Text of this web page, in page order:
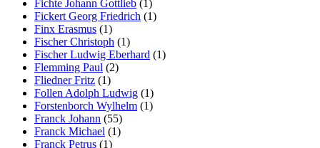
Fichte Johann Gottlieb (1)
Fickert Georg Friedrich (1)
Finx Erasmus (1)
Fischer Christoph (1)
Fischer Ludwig Eberhard (1)
Flemming Paul (2)
Fliedner Fritz (1)
Follen Adolph Ludwig (1)
Forstenborch Wylhelm (1)
Franck Johann (55)
Franck Michael (1)
Franck Petrus (1)